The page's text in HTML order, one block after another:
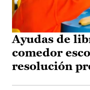
Ayudas de
comedor
resolución